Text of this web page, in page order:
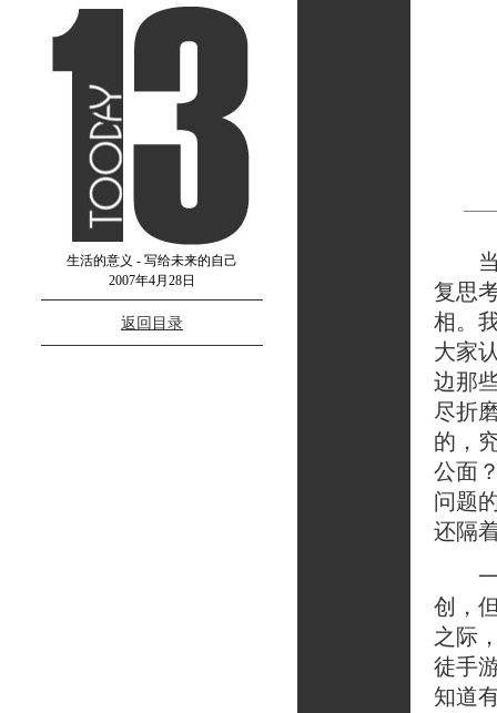
生活的意义 - 写给未来的自己
2007年4月28日
返回目录
当
复思
相。
大家
边那
尽折
的，
公面
问题
还隔
一
创，
之际
徒手
知道